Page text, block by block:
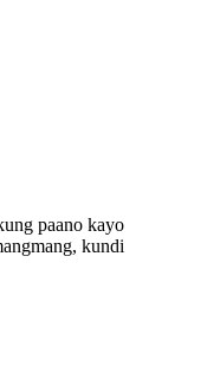
paano kayo
kundi